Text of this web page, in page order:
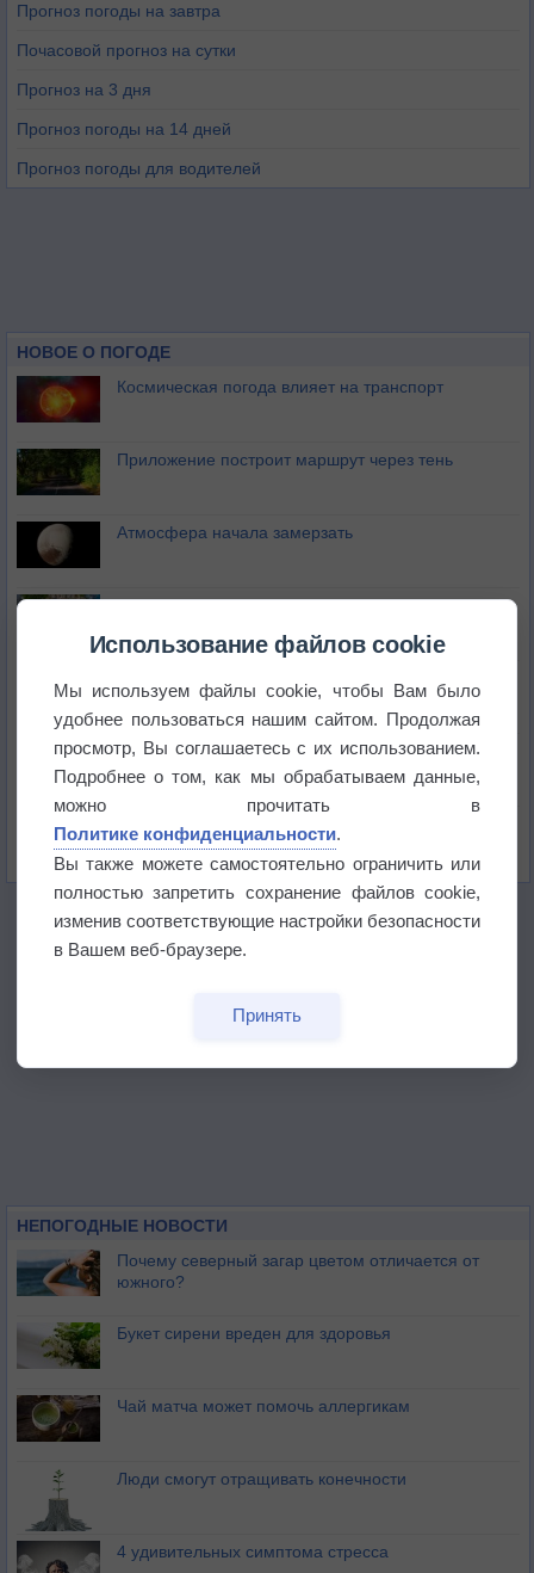
Прогноз погоды на завтра
Почасовой прогноз на сутки
Прогноз на 3 дня
Прогноз погоды на 14 дней
Прогноз погоды для водителей
НОВОЕ О ПОГОДЕ
Космическая погода влияет на транспорт
Приложение построит маршрут через тень
Атмосфера начала замерзать
В Приморье обнаружены морские волны тепла
бабочек
Погода в Екатеринбурге 6 августа
Погода в Краснодаре 6 августа
НЕПОГОДНЫЕ НОВОСТИ
Почему северный загар цветом отличается от
южного?
Букет сирени вреден для здоровья
Чай матча может помочь аллергикам
Люди смогут отращивать конечности
4 удивительных симптома стресса
Использование файлов cookie
Мы используем файлы cookie, чтобы Вам было
удобнее пользоваться нашим сайтом. Продолжая
просмотр, Вы соглашаетесь с их использованием.
Подробнее о том, как мы обрабатываем данные,
можно прочитать в
Политике конфиденциальности.
Вы также можете самостоятельно ограничить или
полностью запретить сохранение файлов cookie,
изменив соответствующие настройки безопасности
в Вашем веб-браузере.
Принять